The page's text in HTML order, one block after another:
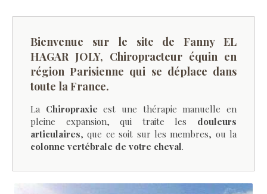
Bienvenue sur le site de Fanny EL
HAGAR JOLY, Chiropracteur équin en
région Parisienne qui se déplace dans
toute la France.
La Chiropraxieest une thérapie manuelle en
pleine expansion, qui traite les douleurs
articulaires, que ce soit sur les membres, ou la
colonne vertébrale de votre cheval.